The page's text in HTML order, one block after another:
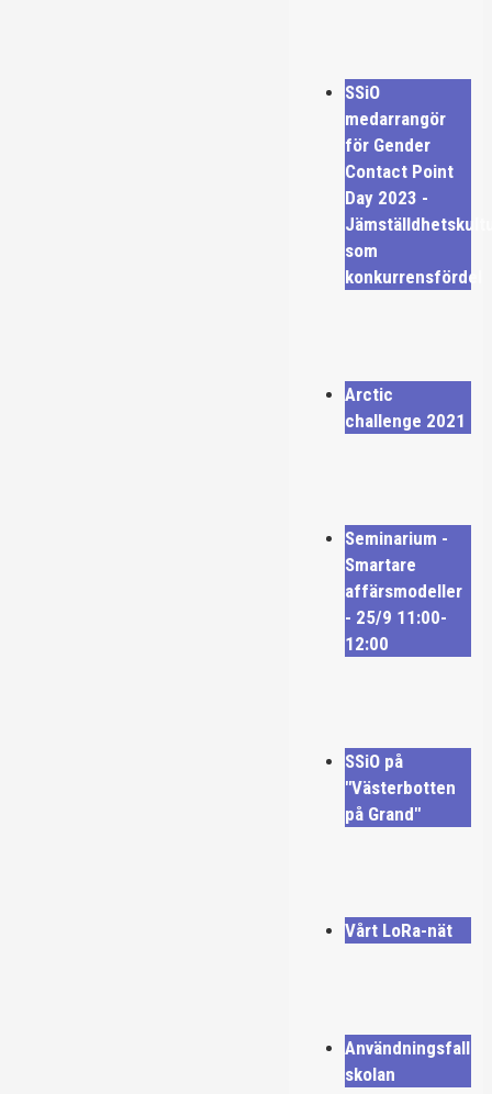
SSiO
medarrangör
för Gender
Contact Point
Day 2023 -
som
konkurrensfördel
Arctic
challenge 2021
Seminarium -
Smartare
affärsmodeller
- 25/9 11:00-
12:00
SSiO på
"Västerbotten
på Grand"
Vårt LoRa-nät
Användningsfall
skolan